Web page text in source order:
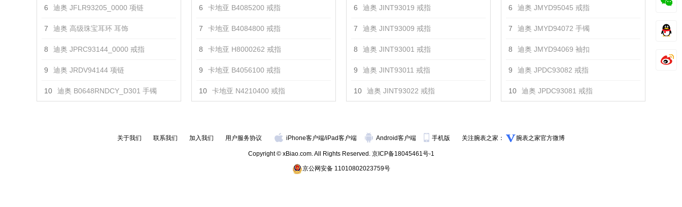
6 迪奥 JFLR93205_0000 项链
7 迪奥 高级珠宝耳环 耳饰
8 迪奥 JPRC93144_0000 戒指
9 迪奥 JRDV94144 项链
10 迪奥 B0648RNDCY_D301 手镯
6 卡地亚 B4085200 戒指
7 卡地亚 B4084800 戒指
8 卡地亚 H8000262 戒指
9 卡地亚 B4056100 戒指
10 卡地亚 N4210400 戒指
6 迪奥 JINT93019 戒指
7 迪奥 JINT93009 戒指
8 迪奥 JINT93001 戒指
9 迪奥 JINT93011 戒指
10 迪奥 JINT93022 戒指
6 迪奥 JMYD95045 戒指
7 迪奥 JMYD94072 手镯
8 迪奥 JMYD94069 袖扣
9 迪奥 JPDC93082 戒指
10 迪奥 JPDC93081 戒指
关于我们 联系我们 加入我们 用户服务协议 iPhone客户端/iPad客户端 Android客户端 手机版 关注腕表之家： 腕表之家官方微博
Copyright © xBiao.com. All Rights Reserved. 京ICP备18045461号-1
京公网安备 11010802023759号